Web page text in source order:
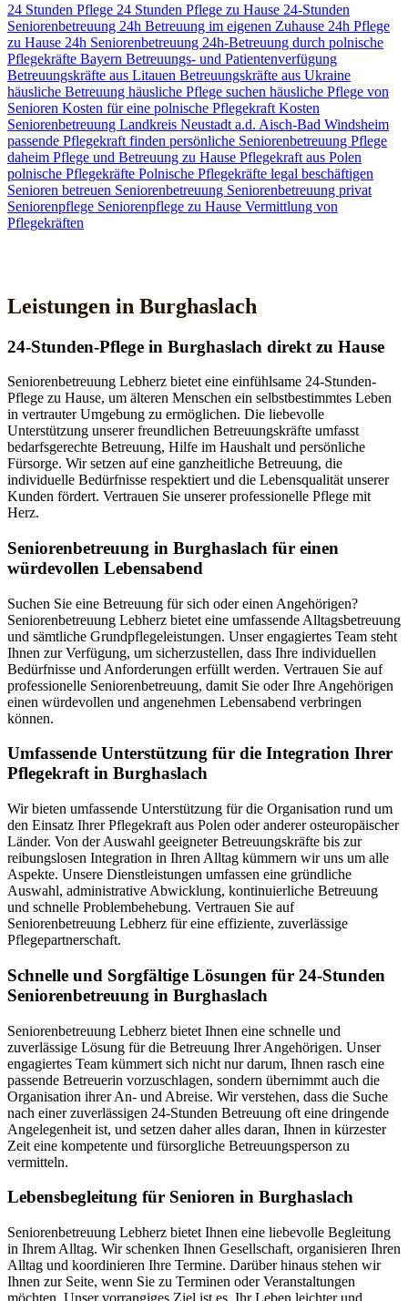
24 Stunden Pflege 24 Stunden Pflege zu Hause 24-Stunden
Seniorenbetreuung 24h Betreuung im eigenen Zuhause 24h Pflege
zu Hause 24h Seniorenbetreuung 24h-Betreuung durch polnische
Pflegekräfte Bayern Betreuungs- und Patientenverfügung
Betreuungskräfte aus Litauen Betreuungskräfte aus Ukraine
häusliche Betreuung häusliche Pflege suchen häusliche Pflege von
Senioren Kosten für eine polnische Pflegekraft Kosten
Seniorenbetreuung Landkreis Neustadt a.d. Aisch-Bad Windsheim
passende Pflegekraft finden persönliche Seniorenbetreuung Pflege
daheim Pflege und Betreuung zu Hause Pflegekraft aus Polen
polnische Pflegekräfte Polnische Pflegekräfte legal beschäftigen
Senioren betreuen Seniorenbetreuung Seniorenbetreuung privat
Seniorenpflege Seniorenpflege zu Hause Vermittlung von
Pflegekräften
Leistungen in Burghaslach
24-Stunden-Pflege in Burghaslach direkt zu Hause
Seniorenbetreuung Lebherz bietet eine einfühlsame 24-Stunden-
Pflege zu Hause, um älteren Menschen ein selbstbestimmtes Leben
in vertrauter Umgebung zu ermöglichen. Die liebevolle
Unterstützung unserer freundlichen Betreuungskräfte umfasst
bedarfsgerechte Betreuung, Hilfe im Haushalt und persönliche
Fürsorge. Wir setzen auf eine ganzheitliche Betreuung, die
individuelle Bedürfnisse respektiert und die Lebensqualität unserer
Kunden fördert. Vertrauen Sie unserer professionelle Pflege mit
Herz.
Senioren­betreuung in Burghaslach für einen
würdevollen Lebensabend
Suchen Sie eine Betreuung für sich oder einen Angehörigen?
Seniorenbetreuung Lebherz bietet eine umfassende Alltagsbetreuung
und sämtliche Grundpflegeleistungen. Unser engagiertes Team steht
Ihnen zur Verfügung, um sicherzustellen, dass Ihre individuellen
Bedürfnisse und Anforderungen erfüllt werden. Vertrauen Sie auf
professionelle Seniorenbetreuung, damit Sie oder Ihre Angehörigen
einen würdevollen und angenehmen Lebensabend verbringen
können.
Umfassende Unterstützung für die Integration Ihrer
Pflegekraft in Burghaslach
Wir bieten umfassende Unterstützung für die Organisation rund um
den Einsatz Ihrer Pflegekraft aus Polen oder anderer osteuropäischer
Länder. Von der Auswahl geeigneter Betreuungskräfte bis zur
reibungslosen Integration in Ihren Alltag kümmern wir uns um alle
Aspekte. Unsere Dienstleistungen umfassen eine gründliche
Auswahl, administrative Abwicklung, kontinuierliche Betreuung
und schnelle Problembehebung. Vertrauen Sie auf
Seniorenbetreuung Lebherz für eine effiziente, zuverlässige
Pflegepartnerschaft.
Schnelle und Sorgfältige Lösungen für 24-Stunden
Seniorenbetreuung in Burghaslach
Seniorenbetreuung Lebherz bietet Ihnen eine schnelle und
zuverlässige Lösung für die Betreuung Ihrer Angehörigen. Unser
engagiertes Team kümmert sich nicht nur darum, Ihnen rasch eine
passende Betreuerin vorzuschlagen, sondern übernimmt auch die
Organisation ihrer An- und Abreise. Wir verstehen, dass die Suche
nach einer zuverlässigen 24-Stunden Betreuung oft eine dringende
Angelegenheit ist, und setzen daher alles daran, Ihnen in kürzester
Zeit eine kompetente und fürsorgliche Betreuungsperson zu
vermitteln.
Lebensbegleitung für Senioren in Burghaslach
Seniorenbetreuung Lebherz bietet Ihnen eine liebevolle Begleitung
in Ihrem Alltag. Wir schenken Ihnen Gesellschaft, organisieren Ihren
Alltag und koordinieren Ihre Termine. Darüber hinaus stehen wir
Ihnen zur Seite, wenn Sie zu Terminen oder Veranstaltungen
möchten. Unser vorrangiges Ziel ist es, Ihr Leben leichter und